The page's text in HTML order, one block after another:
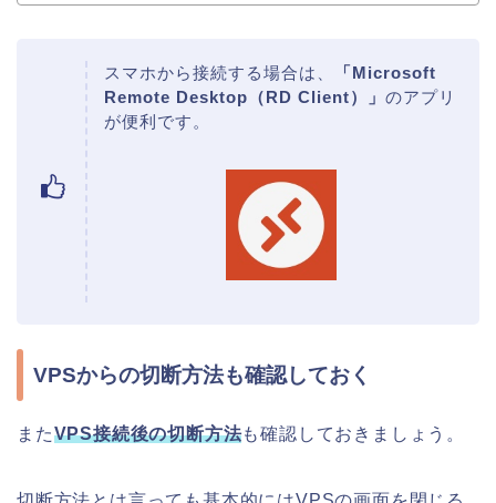
スマホから接続する場合は、
「Microsoft
Remote Desktop（RD Client）」 のアプリ
が便利です。
VPSからの切断方法も確認しておく
またVPS接続後の切断方法も確認しておきましょう。